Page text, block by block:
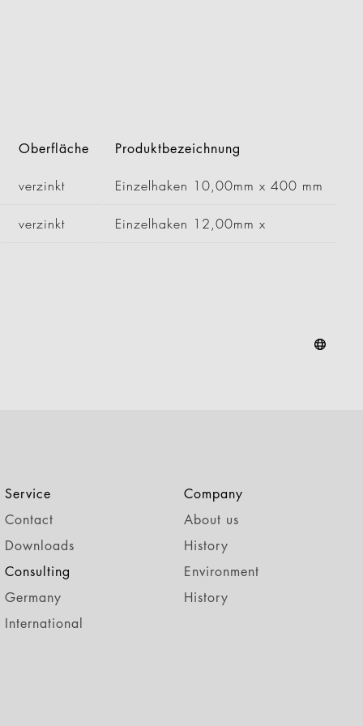
Oberfläche Produktbezeichnung
verzinkt Einzelhaken 10,00mm x 400 mm
verzinkt Einzelhaken 12,00mm x
Service
Contact
Downloads
Consulting
Germany
International
Company
About us
History
Environment
History